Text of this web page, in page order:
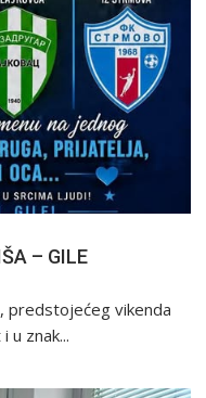
– GILE
predstojećeg vikenda
u znak...